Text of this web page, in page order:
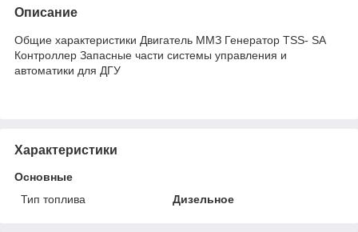
Описание
Общие характеристики Двигатель ММЗ Генератор TSS- SA
Контроллер Запасные части системы управления и
автоматики для ДГУ
Характеристики
Основные
Тип топлива
Дизельное